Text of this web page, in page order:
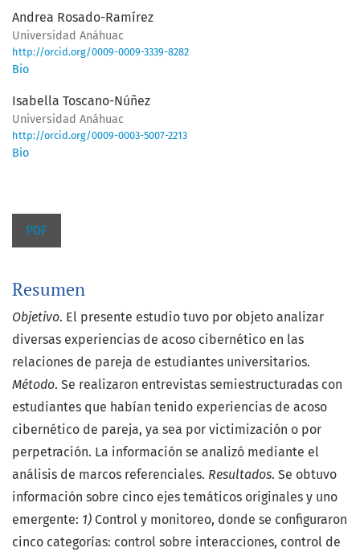
Andrea Rosado-Ramírez
Universidad Anáhuac
http://orcid.org/0009-0009-3339-8282
Bio
Isabella Toscano-Núñez
Universidad Anáhuac
http://orcid.org/0009-0003-5007-2213
Bio
PDF
Resumen
Objetivo. El presente estudio tuvo por objeto analizar
diversas experiencias de acoso cibernético en las
relaciones de pareja de estudiantes universitarios.
Método. Se realizaron entrevistas semiestructuradas con
estudiantes que habían tenido experiencias de acoso
cibernético de pareja, ya sea por victimización o por
perpetración. La información se analizó mediante el
análisis de marcos referenciales. Resultados. Se obtuvo
información sobre cinco ejes temáticos originales y uno
emergente: 1) Control y monitoreo, donde se configuraron
cinco categorías: control sobre interacciones, control de